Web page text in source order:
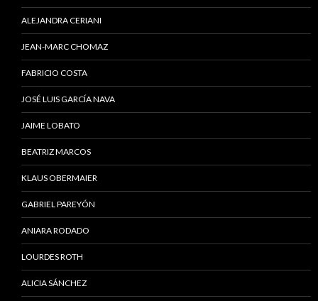
ALEJANDRA CERIANI
JEAN-MARC CHOMAZ
FABRICIO COSTA
JOSÉ LUIS GARCÍA NAVA
JAIME LOBATO
BEATRIZ MARCOS
KLAUS OBERMAIER
GABRIEL PAREYÓN
ANIARA RODADO
LOURDES ROTH
ALICIA SÁNCHEZ